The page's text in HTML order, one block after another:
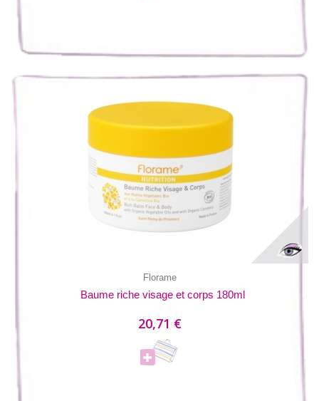
Florame
Baume riche visage et corps 180ml
20,71 €